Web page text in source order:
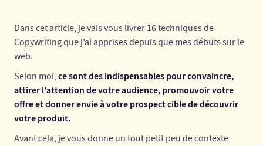
Dans cet article, je vais vous livrer 16 techniques de
Copywriting que j’ai apprises depuis que mes débuts sur le
web.
Selon moi, ce sont des indispensables pour convaincre,
attirer l'attention de votre audience, promouvoir votre
offre et donner envie à votre prospect cible de découvrir
votre produit.
Avant cela, je vous donne un tout petit peu de contexte